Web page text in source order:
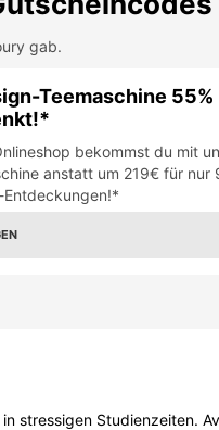
gab.
Teemaschine 55%
bekommst du mit
anstatt um 219€ für nur
stressigen Studienzeiten.